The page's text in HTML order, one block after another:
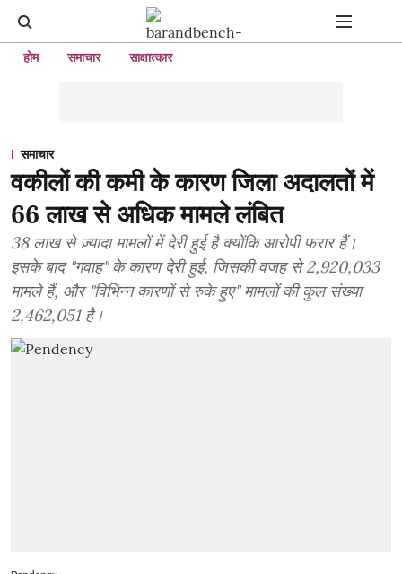
होम समाचार साक्षात्कार
समाचार
वकीलों की कमी के कारण जिला अदालतों में
66 लाख से अधिक मामले लंबित
38 लाख से ज़्यादा मामलों में देरी हुई है क्योंकि आरोपी फरार हैं।
इसके बाद "गवाह" के कारण देरी हुई, जिसकी वजह से 2,920,033
मामले हैं, और "विभिन्न कारणों से रुके हुए" मामलों की कुल संख्या
2,462,051 है।